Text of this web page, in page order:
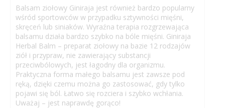
Balsam ziołowy Giniraja jest również bardzo popularny
wśród sportowców w przypadku sztywności mięśni,
skręceń lub siniaków. Wyraźna terapia rozgrzewająca
balsamu działa bardzo szybko na bóle mięśni. Giniraja
Herbal Balm – preparat ziołowy na bazie 12 rodzajów
ziół i przypraw, nie zawierający substancji
przeciwbólowych, jest łagodny dla organizmu.
Praktyczna forma małego balsamu jest zawsze pod
ręką, dzięki czemu można go zastosować, gdy tylko
pojawi się ból. Łatwo się rozciera i szybko wchłania.
Uważaj – jest naprawdę gorąco!